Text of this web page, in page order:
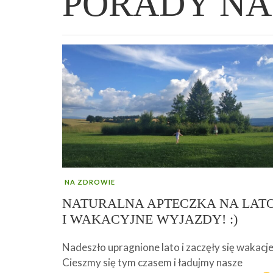
WIELKANOCNA BABKA DROŻDŻOWA –
„TRZYGODZINNA”
„PRZEMIANA” PODRÓŻ DO SIŁY I
WOLNOŚCI :)
GENIALNY ZAKWAS Z BURAKÓW
ROBOTY – WZMACNIA KREW I
AFIRMACJE – TWORZENIE DOBREGO
ŻYCIA!
NA ZDROWIE
NATURALNA APTECZKA NA
I WAKACYJNE WYJAZDY! :)
Nadeszło upragnione lato i zaczęły się
Cieszmy się tym czasem i ładujmy nasze